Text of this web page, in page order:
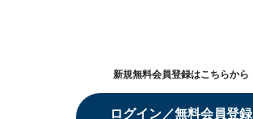
新規無料会員登録はこちらから
ログイン／無料会員登録